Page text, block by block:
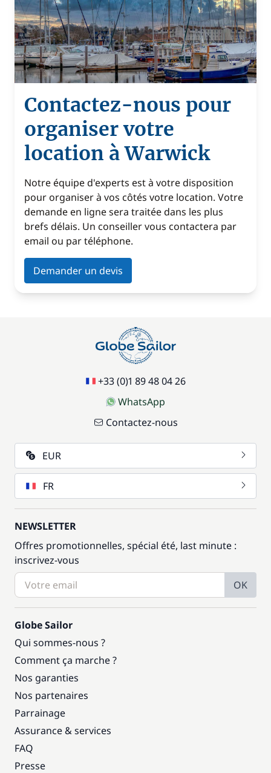
Contactez-nous pour
organiser votre
location à Warwick
Notre équipe d'experts est à votre disposition
pour organiser à vos côtés votre location. Votre
demande en ligne sera traitée dans les plus
brefs délais. Un conseiller vous contactera par
email ou par téléphone.
Demander un devis
+33 (0)1 89 48 04 26
WhatsApp
Contactez-nous
EUR
FR
NEWSLETTER
Offres promotionnelles, spécial été, last minute :
inscrivez-vous
OK
Globe Sailor
Qui sommes-nous ?
Comment ça marche ?
Nos garanties
Nos partenaires
Parrainage
Assurance & services
FAQ
Presse